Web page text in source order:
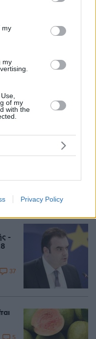
its third-party tags to
in below Google
my
my
of my
with the
Privacy Policy
66
Loaded
50
-
37